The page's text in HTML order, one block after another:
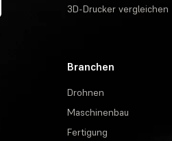
3D-Drucker vergleichen
Branchen
Drohnen
Maschinenbau
Fertigung